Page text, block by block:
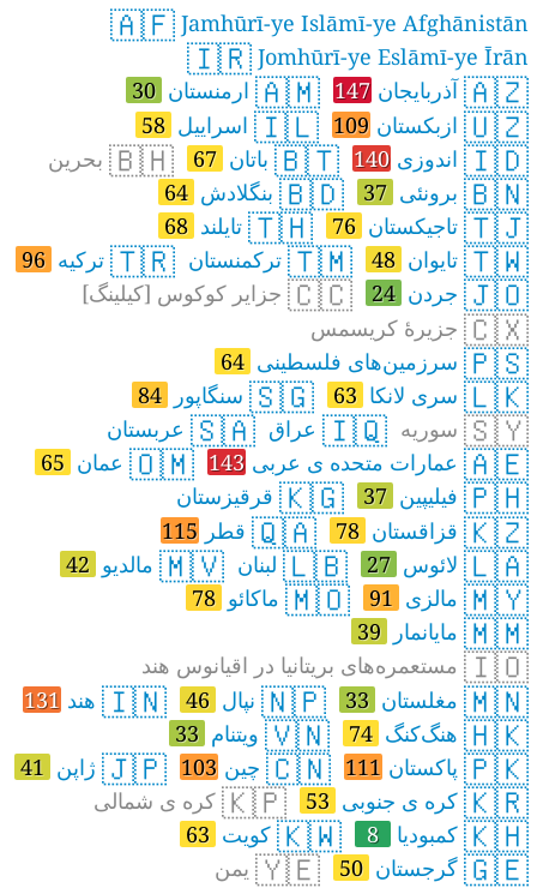
🇦🇫Jamhūrī-ye Islāmī-ye Afghānistān
🇮🇷Jomhūrī-ye Eslāmī-ye Īrān
🇦🇿آذربایجان 147
🇦🇲ارمنستان 30
🇺🇿ازبکستان 109
🇮🇱اسراییل 58
🇮🇩اندوزی 140
🇧🇹باتان 67
🇧🇭بحرین
🇧🇳برونئی 37
🇧🇩بنگلادش 64
🇹🇯تاجیکستان 76
🇹🇭تایلند 68
🇹🇼تایوان 48
🇹🇲ترکمنستان 🇹🇷ترکیه 96
🇯🇴جردن 24
🇨🇨جزایر کوکوس [کیلینگ]
🇨🇽جزیرهٔ کریسمس
🇵🇸سرزمین‌های فلسطینی 64
🇱🇰سری لانکا 63
🇸🇬سنگاپور 84
🇸🇾سوریه 🇮🇶عراق 🇸🇦عربستان
🇦🇪عمارات متحده ی عربی 143
🇴🇲عمان 65
🇵🇭فیلیپین 37
🇰🇬قرقیزستان
🇰🇿قزاقستان 78
🇶🇦قطر 115
🇱🇦لائوس 27
🇱🇧لبنان 🇲🇻مالدیو 42
🇲🇾مالزی 91
🇲🇴ماکائو 78
🇲🇲مایانمار 39
🇮🇴مستعمره‌های بریتانیا در اقیانوس هند
🇲🇳مغلستان 33
🇳🇵نپال 46
🇮🇳هند 131
🇭🇰هنگ‌کنگ 74
🇻🇳ویتنام 33
🇵🇰پاکستان 111
🇨🇳چین 103
🇯🇵ژاپن 41
🇰🇷کره ی جنوبی 53
🇰🇵کره ی شمالی
🇰🇭کمبودیا 8
🇰🇼کویت 63
🇬🇪گرجستان 50
🇾🇪یمن